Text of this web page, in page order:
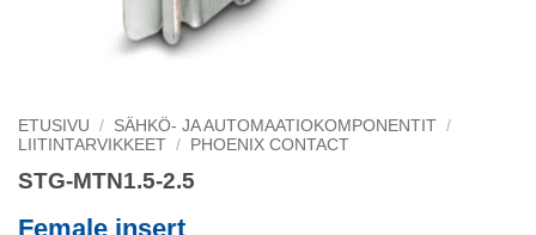
ETUSIVU / SÄHKÖ- JA AUTOMAATIOKOMPONENTIT /
LIITINTARVIKKEET / PHOENIX CONTACT
STG-MTN1.5-2.5
Female insert